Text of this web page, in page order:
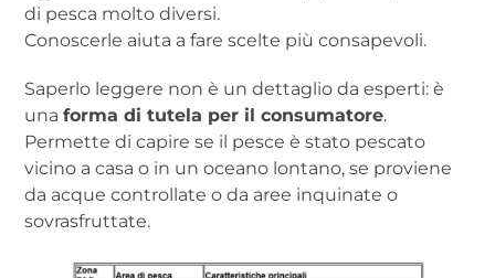
di pesca molto diversi.
Conoscerle aiuta a fare scelte più consapevoli.
Saperlo leggere non è un dettaglio da esperti: è
una forma di tutela per il consumatore.
Permette di capire se il pesce è stato pescato
vicino a casa o in un oceano lontano, se proviene
da acque controllate o da aree inquinate o
sovrasfruttate.